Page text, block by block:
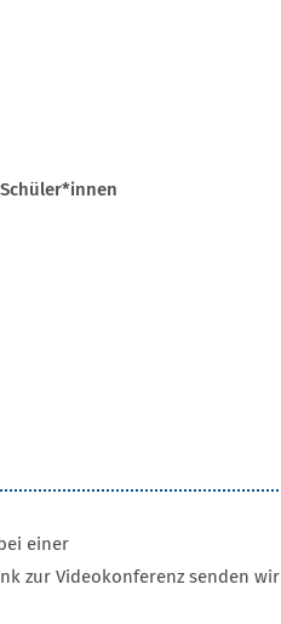
einer
zur Videokonferenz senden wir